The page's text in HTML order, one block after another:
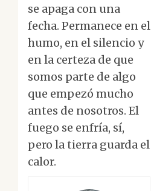
se apaga con una
fecha. Permanece en el
humo, en el silencio y
en la certeza de que
somos parte de algo
que empezó mucho
antes de nosotros. El
fuego se enfría, sí,
pero la tierra guarda el
calor.